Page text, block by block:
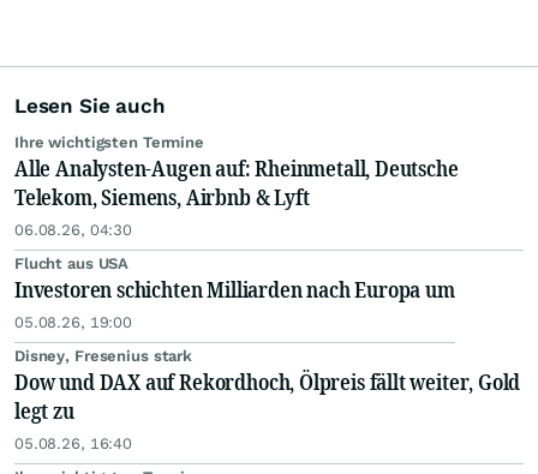
Lesen Sie auch
Ihre wichtigsten Termine
Alle Analysten-Augen auf: Rheinmetall, Deutsche
Telekom, Siemens, Airbnb & Lyft
06.08.26, 04:30
Flucht aus USA
Investoren schichten Milliarden nach Europa um
05.08.26, 19:00
Disney, Fresenius stark
Dow und DAX auf Rekordhoch, Ölpreis fällt weiter, Gold
legt zu
05.08.26, 16:40